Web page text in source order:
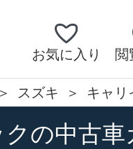
お気に入り 閲
スズキ キャリ
の中古